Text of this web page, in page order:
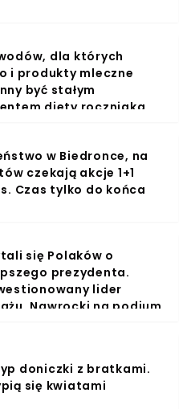
dla których
i produkty mleczne
być stałym
diety roczniaka
w Biedronce, na
czekają akcje 1+1
Czas tylko do końca
się Polaków o
prezydenta.
lider
Nawrocki na podium
doniczki z bratkami.
się kwiatami